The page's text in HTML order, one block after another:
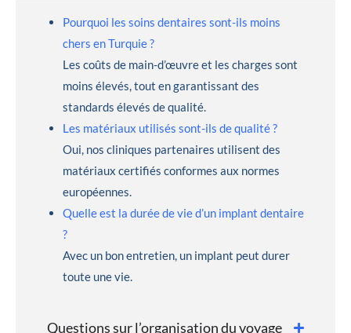
Pourquoi les soins dentaires sont-ils moins
chers en Turquie ?
Les coûts de main-d’œuvre et les charges sont
moins élevés, tout en garantissant des
standards élevés de qualité.
Les matériaux utilisés sont-ils de qualité ?
Oui, nos cliniques partenaires utilisent des
matériaux certifiés conformes aux normes
européennes.
Quelle est la durée de vie d’un implant dentaire
?
Avec un bon entretien, un implant peut durer
toute une vie.
Questions sur l’organisation du voyage